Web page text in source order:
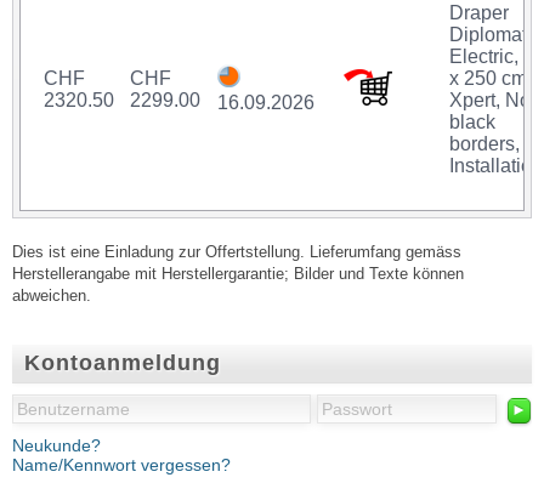
Kontoanmeldung
►
Neukunde?
Name/Kennwort vergessen?
CHF
2320.50
CHF
2299.00
16.09.2026
Draper
Diplomat
Electric,
x 250 cm,
Xpert, No
black
borders,
Installation
Dies ist eine Einladung zur Offertstellung. Lieferumfang gemäss
Herstellerangabe mit Herstellergarantie; Bilder und Texte können
abweichen.